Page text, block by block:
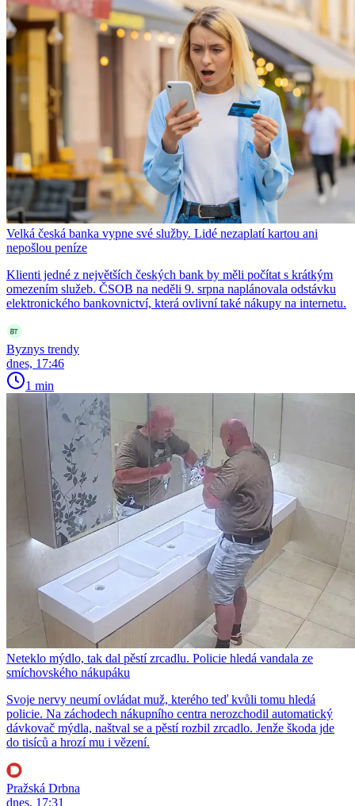
Velká česká banka vypne své služby. Lidé nezaplatí kartou ani
nepošlou peníze
Klienti jedné z největších českých bank by měli počítat s krátkým
omezením služeb. ČSOB na neděli 9. srpna naplánovala odstávku
elektronického bankovnictví, která ovlivní také nákupy na internetu.
Byznys trendy
dnes, 17:46
1 min
Neteklo mýdlo, tak dal pěstí zrcadlu. Policie hledá vandala ze
smíchovského nákupáku
Svoje nervy neumí ovládat muž, kterého teď kvůli tomu hledá
policie. Na záchodech nákupního centra nerozchodil automatický
dávkovač mýdla, naštval se a pěstí rozbil zrcadlo. Jenže škoda jde
do tisíců a hrozí mu i vězení.
Pražská Drbna
dnes, 17:31